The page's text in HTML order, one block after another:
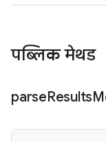
पब्लिक मेथड
parseResults